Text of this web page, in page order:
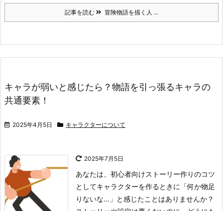
記事を読む 冒険物語を描く人 ...
キャラが弱いと感じたら？物語を引っ張るキャラの
共通要素！
2025年4月5日 キャラクターについて
2025年7月5日
あなたは、初心者向けストーリー作りのコツ
としてキャラクターを作るときに「何か物足
りないな…」と感じたことはありませんか？